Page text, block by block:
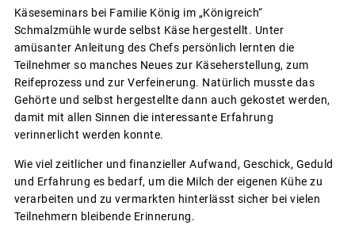
Käseseminars bei Familie König im „Königreich“
Schmalzmühle wurde selbst Käse hergestellt. Unter
amüsanter Anleitung des Chefs persönlich lernten die
Teilnehmer so manches Neues zur Käseherstellung, zum
Reifeprozess und zur Verfeinerung. Natürlich musste das
Gehörte und selbst hergestellte dann auch gekostet werden,
damit mit allen Sinnen die interessante Erfahrung
verinnerlicht werden konnte.
Wie viel zeitlicher und finanzieller Aufwand, Geschick, Geduld
und Erfahrung es bedarf, um die Milch der eigenen Kühe zu
verarbeiten und zu vermarkten hinterlässt sicher bei vielen
Teilnehmern bleibende Erinnerung.